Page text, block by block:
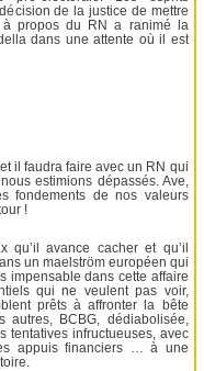
de la justice de mettre
propos du RN a ranimé la
dans une attente où il est
il faudra faire avec un RN qui
estimions dépassés. Ave,
fondements de nos valeurs
!
qu’il avance cacher et qu’il
un maelström européen qui
impensable dans cette affaire
qui ne veulent pas voir,
prêts à affronter la bête
autres, BCBG, dédiabolisée,
tentatives infructueuses, avec
appuis financiers … à une